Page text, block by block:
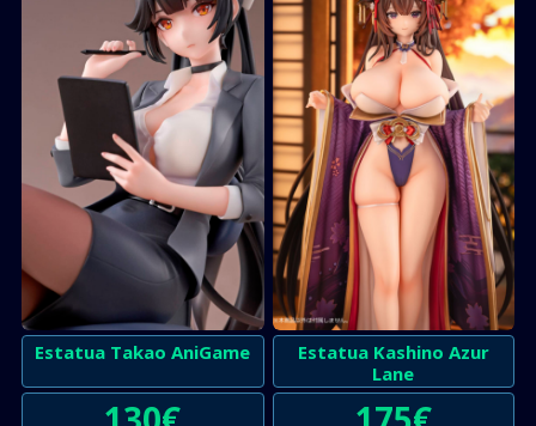
Estatua Takao AniGame
Estatua Kashino Azur
Lane